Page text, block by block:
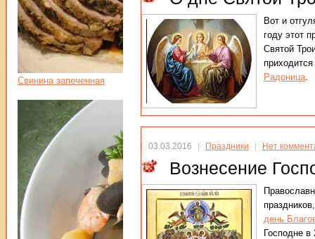
Вот и
году этот
Святой
Радоница.
03.03.2016 Праздники Нет
Вознесение
день
Господне
Свинина запеченная